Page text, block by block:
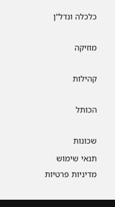
כלכלה ונדל"ן
מוזיקה
קהילות
הכותל
שכונות
תנאי שימוש
מדיניות פרטיות